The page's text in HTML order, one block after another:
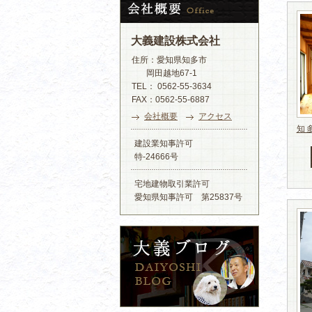
知
大義建設株式会社
住所：愛知県知多市
岡田越地67-1
TEL： 0562-55-3634
FAX：0562-55-6887
会社概要
アクセス
建設業知事許可
特-24666号
宅地建物取引業許可
愛知県知事許可 第25837号